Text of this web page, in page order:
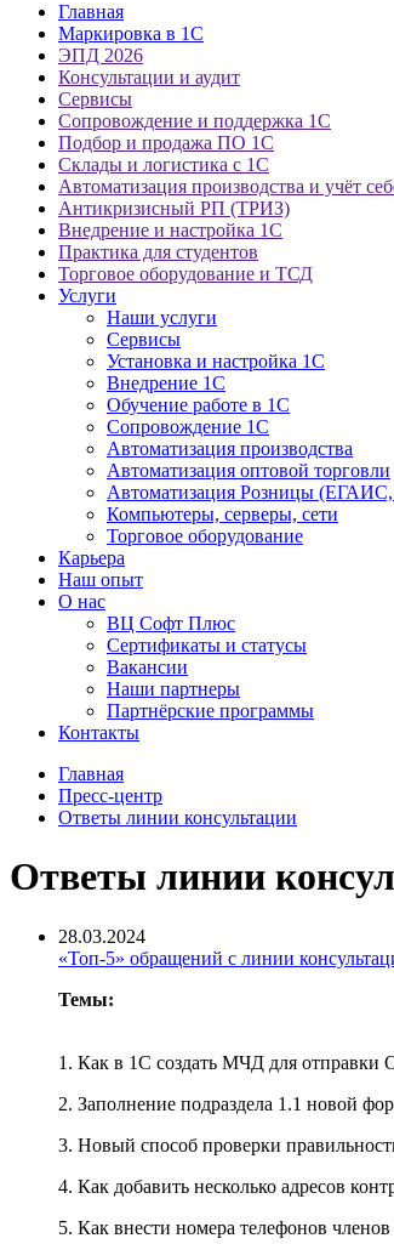
Главная
Маркировка в 1С
ЭПД 2026
Консультации и аудит
Сервисы
Сопровождение и поддержка 1С
Подбор и продажа ПО 1С
Склады и логистика с 1С
Автоматизация производства и учёт
Антикризисный РП (ТРИЗ)
Внедрение и настройка 1С
Практика для студентов
Торговое оборудование и ТСД
Услуги
Наши услуги
Сервисы
Установка и настройка 1С
Внедрение 1С
Обучение работе в 1С
Сопровождение 1С
Автоматизация производства
Автоматизация оптовой торговли
Автоматизация Розницы
Компьютеры, серверы, сети
Торговое оборудование
Карьера
Наш опыт
О нас
ВЦ Софт Плюс
Сертификаты и статусы
Вакансии
Наши партнеры
Партнёрские программы
Контакты
Главная
Пресс-центр
Ответы линии консультации
Ответы линии
28.03.2024
«Топ-5» обращений с линии
Темы:
1. Как в 1С создать МЧД для отправки
2. Заполнение подраздела 1.1 новой
3. Новый способ проверки
4. Как добавить несколько адресов
5. Как внести номера телефонов